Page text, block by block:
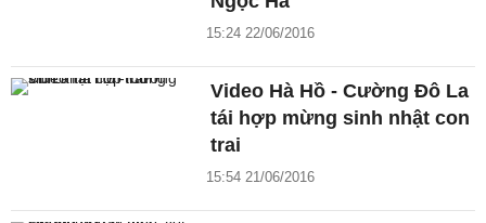
15:24 22/06/2016
Video Hà Hồ - Cường Đô La
tái hợp mừng sinh nhật con
trai
15:54 21/06/2016